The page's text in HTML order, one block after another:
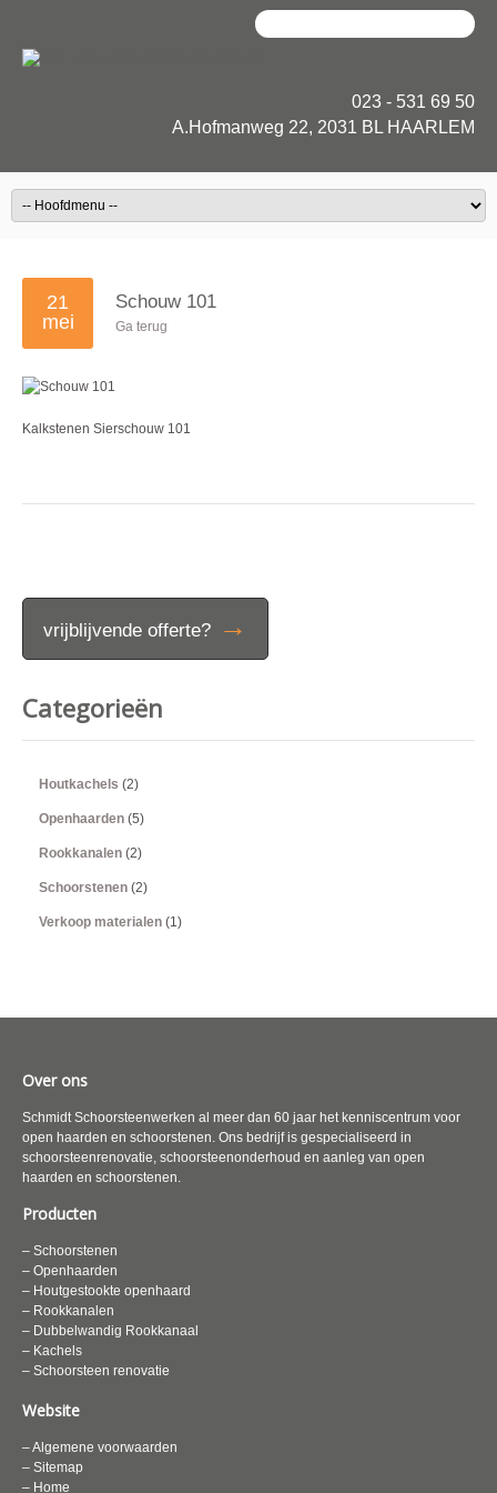
023 - 531 69 50
A.Hofmanweg 22, 2031 BL HAARLEM
Schouw 101
21
mei
Ga terug
Kalkstenen Sierschouw 101
vrijblijvende offerte? →
Categorieën
Houtkachels (2)
Openhaarden (5)
Rookkanalen (2)
Schoorstenen (2)
Verkoop materialen (1)
Over ons
Schmidt Schoorsteenwerken al meer dan 60 jaar het kenniscentrum voor
open haarden en schoorstenen. Ons bedrijf is gespecialiseerd in
schoorsteenrenovatie, schoorsteenonderhoud en aanleg van open
haarden en schoorstenen.
Producten
– Schoorstenen
– Openhaarden
– Houtgestookte openhaard
– Rookkanalen
– Dubbelwandig Rookkanaal
– Kachels
– Schoorsteen renovatie
Website
– Algemene voorwaarden
– Sitemap
– Home